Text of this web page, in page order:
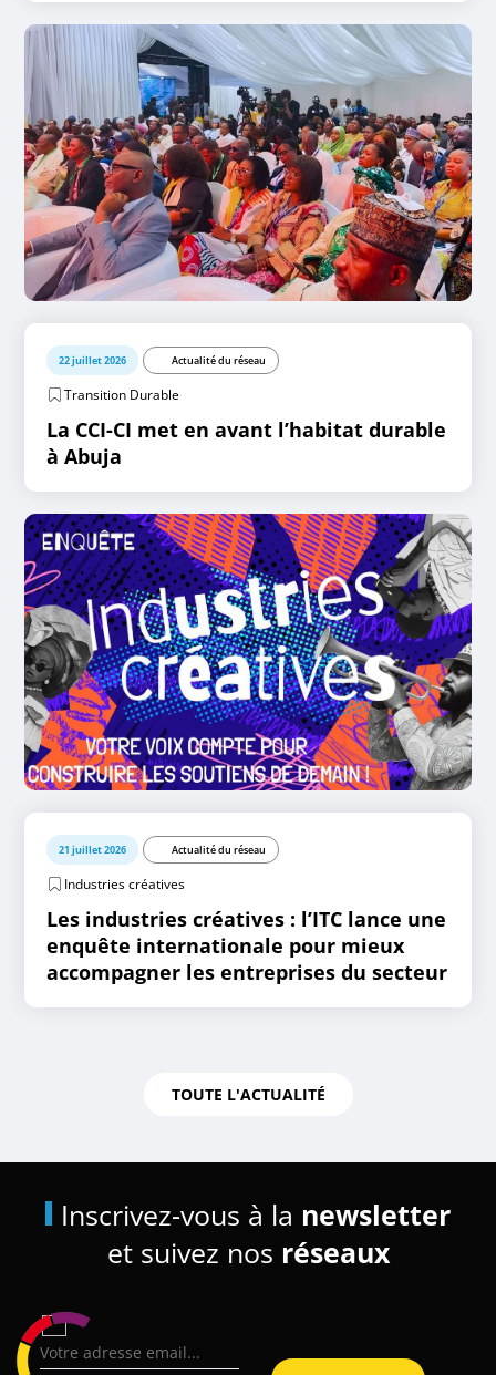
22 juillet 2026 Actualité du réseau
Transition Durable
La CCI-CI met en avant l’habitat durable
à Abuja
21 juillet 2026 Actualité du réseau
Industries créatives
Les industries créatives : l’ITC lance une
enquête internationale pour mieux
accompagner les entreprises du secteur
TOUTE L'ACTUALITÉ
Inscrivez-vous à la newsletter
et suivez nos réseaux